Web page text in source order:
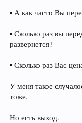
▪ А как часто Вы
▪ Сколько раз вы
развернется?
▪ Сколько раз Вас
У меня такое
тоже.
Но есть выход.